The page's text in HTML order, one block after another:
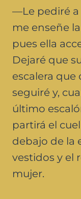
—Le pediré
me enseñe
pues ella
Dejaré que
escalera que
seguiré y,
último
partirá el
debajo de la
vestidos y el
mujer.